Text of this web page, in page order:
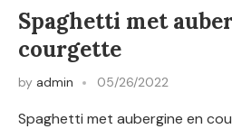
Spaghetti met
courgette
by admin 05/26/2022
Spaghetti met aubergine en